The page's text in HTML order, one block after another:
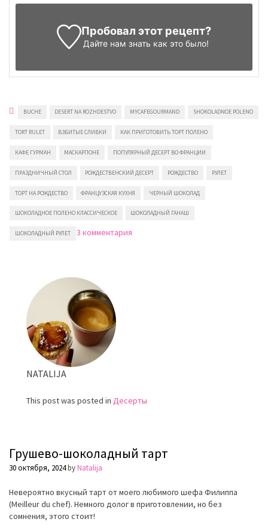
Пробовал этот рецепт?
Дайте нам знать как это было!
BUCHE DESERT NA ROZHDESTVO MYCAFEGOURMAND SHOKOLADNOE POLENO
TORT RULET ВЗБИТЫЕ СЛИВКИ КАК ПРИГОТОВИТЬ ТОРТ ПОЛЕНО
КАФЕ ГУРМАН МАСКАРПОНЕ ПОПУЛЯРНЫЙ ДЕСЕРТ ВО ФРАНЦИИ
ПРАЗДНИЧНЫЙ СТОЛ РОЖДЕСТВЕНСКИЙ ДЕСЕРТ РОЖДЕСТВО РУЛЕТ
ТОРТ НА РОЖДЕСТВО ФРАНЦУЗСКАЯ КУХНЯ ЧЕРНЫЙ ШОКОЛАД
ШОКОЛАДНОЕ ПОЛЕНО КЛАССИЧЕСКОЕ ШОКОЛАДНЫЙ ГАНАШ
ШОКОЛАДНЫЙ РУЛЕТ 3 комментарияк
NATALIJA
This post was posted in Десерты
Грушево-шоколадный тарт
30 октября, 2024byNatalija
Невероятно вкусный тарт от моего любимого шефа Филиппа
(Meilleur du chef). Немного долог в приготовлении, но без
сомнения, этого стоит!